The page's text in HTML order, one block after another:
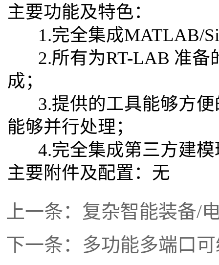
主要功能及特色：
1.完全集成MATLAB/
2.所有为RT-LAB 准备
成；
3.提供的工具能够方便
能够并行处理；
4.完全集成第三方建模
主要附件及配置：无
上一条：复杂智能装备/
下一条：多功能多端口